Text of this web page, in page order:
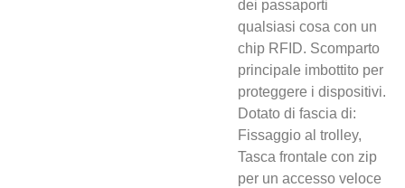
dei passaporti
qualsiasi cosa con un
chip RFID. Scomparto
principale imbottito per
proteggere i dispositivi.
Dotato di fascia di:
Fissaggio al trolley,
Tasca frontale con zip
per un accesso veloce